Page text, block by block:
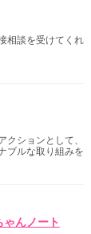
相談を受けてくれ
クションとして、
ブルな取り組みを
んノート